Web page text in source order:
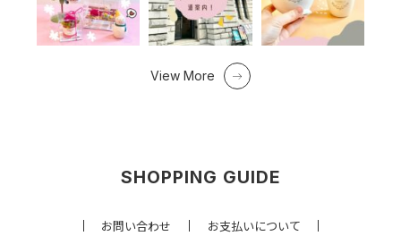
View More
SHOPPING GUIDE
お問い合わせ
お支払いについて